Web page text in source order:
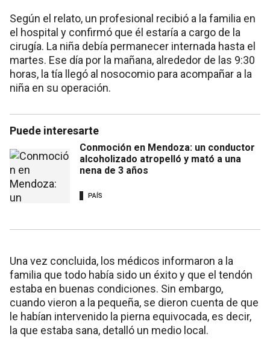
Según el relato, un profesional recibió a la familia en
el hospital y confirmó que él estaría a cargo de la
cirugía. La niña debía permanecer internada hasta el
martes. Ese día por la mañana, alrededor de las 9:30
horas, la tía llegó al nosocomio para acompañar a la
niña en su operación.
Puede interesarte
Conmoción en Mendoza: un conductor
alcoholizado atropelló y mató a una
nena de 3 años
PAÍS
Una vez concluida, los médicos informaron a la
familia que todo había sido un éxito y que el tendón
estaba en buenas condiciones. Sin embargo,
cuando vieron a la pequeña, se dieron cuenta de que
le habían intervenido la pierna equivocada, es decir,
la que estaba sana, detalló un medio local.